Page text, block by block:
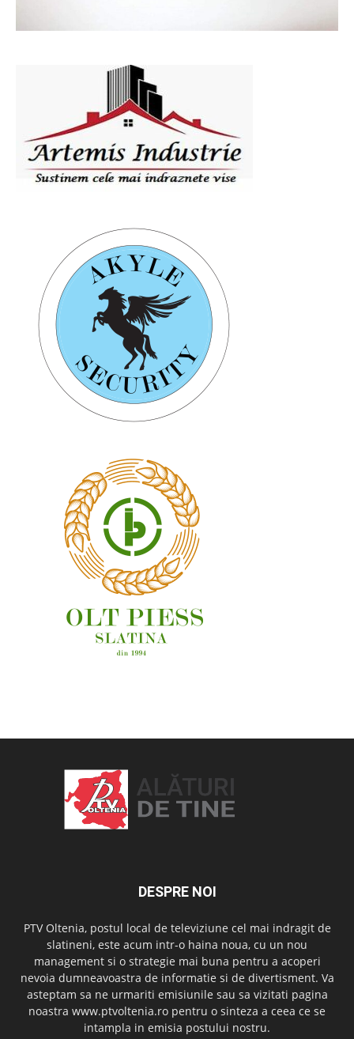
DESPRE NOI
PTV Oltenia, postul local de televiziune cel mai indragit de
slatineni, este acum intr-o haina noua, cu un nou
management si o strategie mai buna pentru a acoperi
nevoia dumneavoastra de informatie si de divertisment. Va
asteptam sa ne urmariti emisiunile sau sa vizitati pagina
noastra www.ptvoltenia.ro pentru o sinteza a ceea ce se
intampla in emisia postului nostru.